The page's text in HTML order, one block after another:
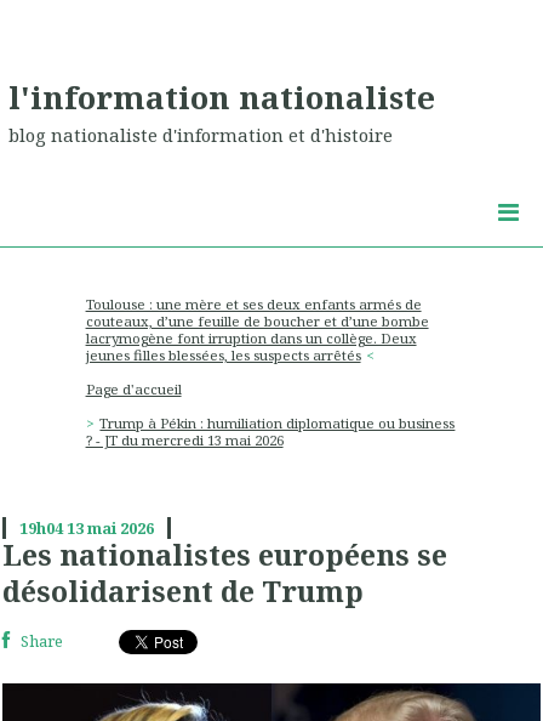
l'information nationaliste
blog nationaliste d'information et d'histoire
Toulouse : une mère et ses deux enfants armés de
couteaux, d’une feuille de boucher et d’une bombe
lacrymogène font irruption dans un collège. Deux
jeunes filles blessées, les suspects arrêtés
Page d'accueil
Trump à Pékin : humiliation diplomatique ou business
? - JT du mercredi 13 mai 2026
19h0413mai 2026
Les nationalistes européens se
désolidarisent de Trump
Share